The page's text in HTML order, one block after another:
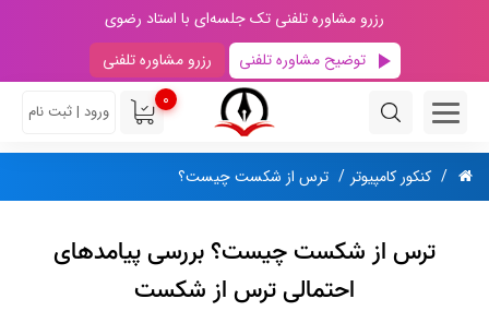
رزرو مشاوره تلفنی تک جلسه‌ای با استاد رضوی
توضیح مشاوره تلفنی
رزرو مشاوره تلفنی
0
ورود | ثبت نام
کنکور کامپیوتر ترس از شکست چیست؟
ترس از شکست چیست؟ بررسی پیامد‌های
احتمالی ترس از شکست